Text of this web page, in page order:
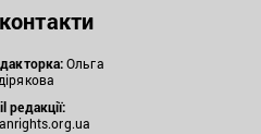
Ольга
редакції: